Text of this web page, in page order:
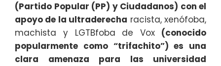
(Partido Popular (PP) y Ciudadanos) con el
apoyo de la ultraderecha racista, xenófoba,
machista y LGTBfoba de Vox (conocido
popularmente como “trifachito”) es una
clara amenaza para las universidad